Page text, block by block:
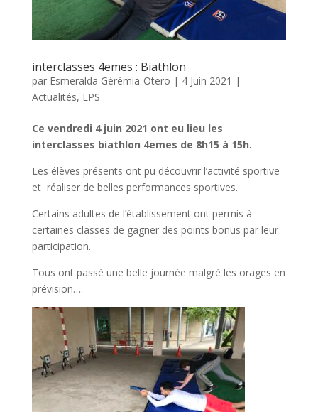
interclasses 4emes : Biathlon
par Esmeralda Gérémia-Otero | 4 Juin 2021 |
Actualités, EPS
Ce vendredi 4 juin 2021 ont eu lieu les
interclasses biathlon 4emes de 8h15 à 15h.
Les élèves présents ont pu découvrir l’activité sportive
et réaliser de belles performances sportives.
Certains adultes de l’établissement ont permis à
certaines classes de gagner des points bonus par leur
participation.
Tous ont passé une belle journée malgré les orages en
prévision….